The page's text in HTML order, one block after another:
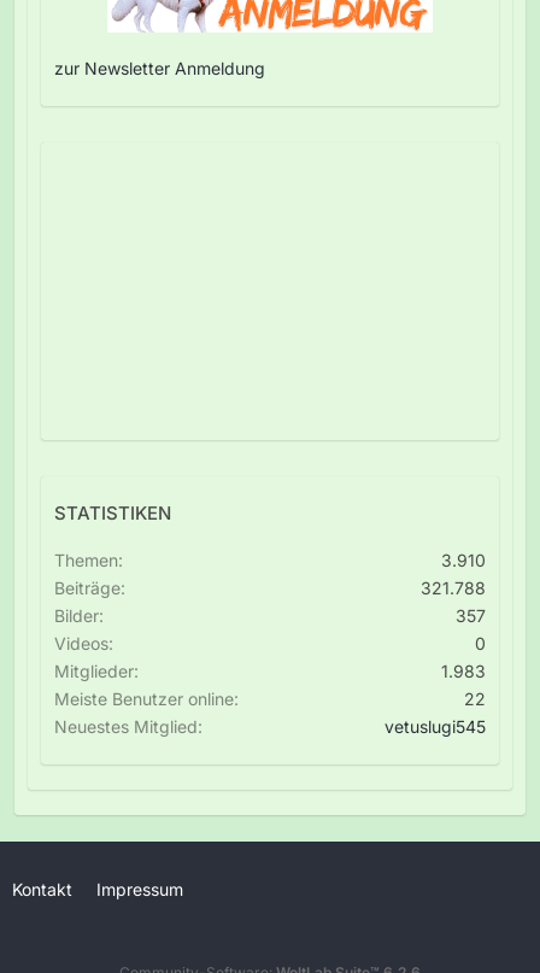
zur Newsletter Anmeldung
STATISTIKEN
Themen
3.910
Beiträge
321.788
Bilder
357
Videos
0
Mitglieder
1.983
Meiste Benutzer online
22
Neuestes Mitglied
vetuslugi545
Kontakt Impressum